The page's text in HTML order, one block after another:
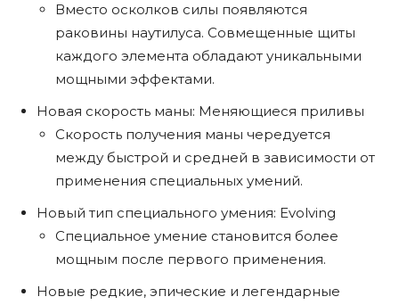
Вместо осколков силы появляются
раковины наутилуса. Совмещенные щиты
каждого элемента обладают уникальными
мощными эффектами.
Новая скорость маны: Меняющиеся приливы
Скорость получения маны чередуется
между быстрой и средней в зависимости от
применения специальных умений.
Новый тип специального умения: Evolving
Специальное умение становится более
мощным после первого применения.
Новые редкие, эпические и легендарные